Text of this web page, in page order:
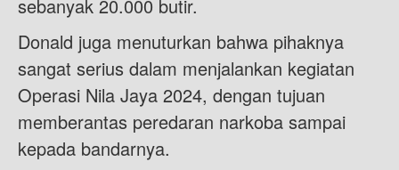
sebanyak 20.000 butir.
Donald juga menuturkan bahwa pihaknya
sangat serius dalam menjalankan kegiatan
Operasi Nila Jaya 2024, dengan tujuan
memberantas peredaran narkoba sampai
kepada bandarnya.